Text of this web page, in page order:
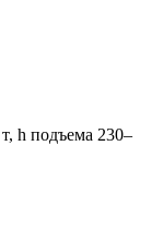
h подъема 230–